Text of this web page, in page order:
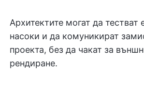
Архитектите могат да тестват
насоки и да комуникират
проекта, без да чакат за
рендиране.